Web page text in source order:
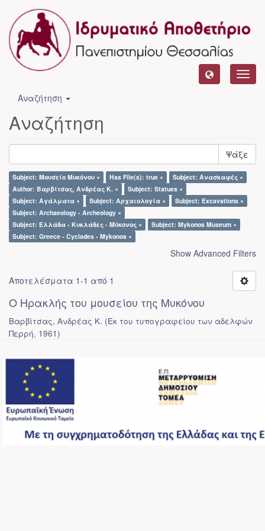
Αναζήτηση
Αναζήτηση
Ψάξε
Subject: Μουσείο Μυκόνου × Has File(s): true ×
Subject: Ανασκαφές ×
Author: Βαρβίτσας, Ανδρέας Κ. ×
Subject: Statues ×
Subject: Αγάλματα ×
Subject: Αρχαιολογία ×
Subject: Excavations ×
Subject: Archaeology - Archeology ×
Subject: Ελλάδα - Κυκλάδες - Μύκονος ×
Subject: Mykonos Museum ×
Subject: Greece - Cyclades - Mykonos ×
Show Advanced Filters
Αποτελέσματα 1-1 από 1
Ο Ηρακλής του μουσείου της Μυκόνου
Βαρβίτσας, Ανδρέας Κ. (Εκ του τυπογραφείου των αδελφών
Περρή, 1961)